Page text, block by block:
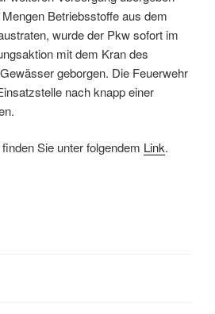
Betriebsstoffe aus dem
wurde der Pkw sofort im
mit dem Kran des
geborgen. Die Feuerwehr
nach knapp einer
Sie unter folgendem Link.